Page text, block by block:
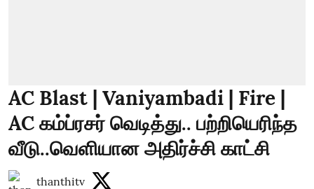
AC Blast | Vaniyambadi | Fire |
AC கம்ப்ரசர் வெடித்து.. பற்றியெரிந்த
வீடு..வெளியான அதிர்ச்சி காட்சி
thanthitv